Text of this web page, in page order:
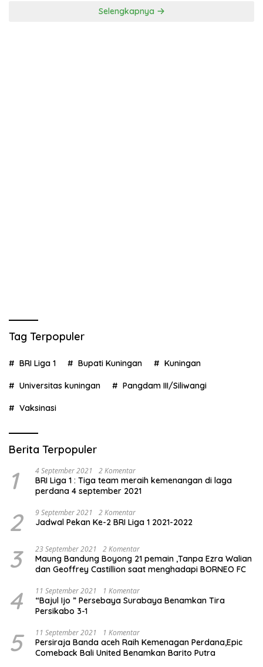
Selengkapnya
Tag Terpopuler
BRI Liga 1 Bupati Kuningan Kuningan
Universitas kuningan Pangdam III/Siliwangi
Vaksinasi
Berita Terpopuler
1 4 September 2021 2 Komentar
BRI Liga 1 : Tiga team meraih kemenangan di laga
perdana 4 september 2021
2 9 September 2021 2 Komentar
Jadwal Pekan Ke-2 BRI Liga 1 2021-2022
3 23 September 2021 2 Komentar
Maung Bandung Boyong 21 pemain ,Tanpa Ezra Walian
dan Geoffrey Castillion saat menghadapi BORNEO FC
4 11 September 2021 1 Komentar
“Bajul Ijo ” Persebaya Surabaya Benamkan Tira
Persikabo 3-1
5 11 September 2021 1 Komentar
Persiraja Banda aceh Raih Kemenagan Perdana,Epic
Comeback Bali United Benamkan Barito Putra